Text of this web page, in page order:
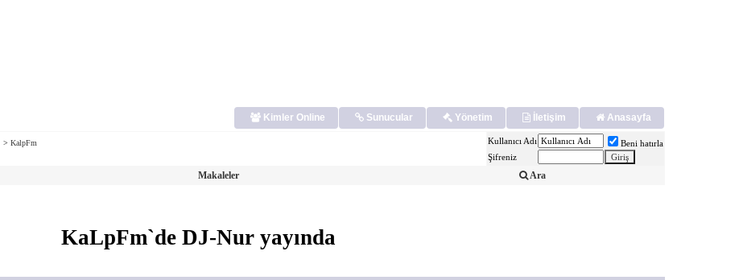
Anasayfa
İletişim
Yönetim
Sunucular
Kimler Online
> KalpFm Kullanıcı Adı
Beni hatırla
Şifreniz
Makaleler Ara
KaLpFm`de DJ-Nur yayında